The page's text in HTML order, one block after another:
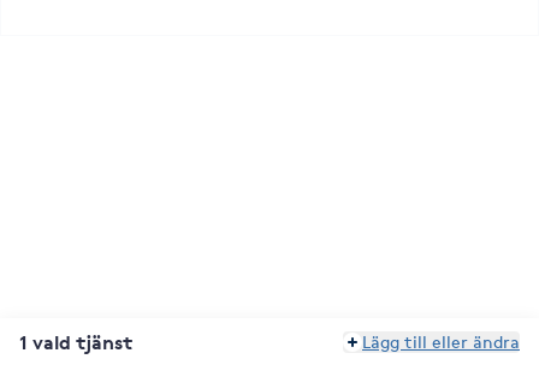
1 vald tjänst Lägg till eller ändra